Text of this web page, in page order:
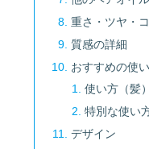
重さ・ツヤ・
質感の詳細
おすすめの使
使い方（髪）
特別な使い
デザイン